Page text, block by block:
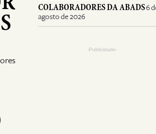
COLABORADORES DA ABADS6
agosto de 2026
-Publicidade-